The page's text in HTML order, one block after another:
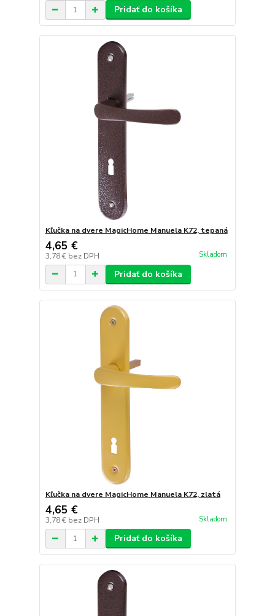
Pridať do košíka
Kľučka na dvere MagicHome Manuela K72, tepaná
4,65 €
3,78 € bez DPH Skladom
Pridať do košíka
Kľučka na dvere MagicHome Manuela K72, zlatá
4,65 €
3,78 € bez DPH Skladom
Pridať do košíka